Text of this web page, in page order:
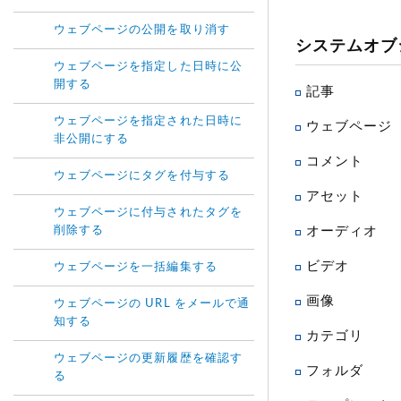
システムオ
記事
ウェブページ
コメント
アセット
オーディオ
ビデオ
画像
カテゴリ
フォルダ
ウェブページの公開を取り消す
ウェブページを指定した日時に公
開する
ウェブページを指定された日時に
非公開にする
ウェブページにタグを付与する
ウェブページに付与されたタグを
削除する
ウェブページを一括編集する
ウェブページの URL をメールで通
知する
ウェブページの更新履歴を確認す
る